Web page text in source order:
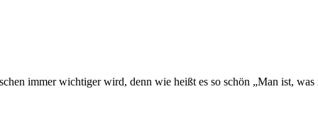
immer wichtiger wird, denn wie heißt es so schön „Man ist, was